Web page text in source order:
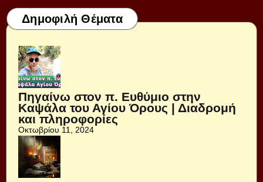
Δημοφιλή Θέματα
Πηγαίνω στον π. Ευθύμιο στην
Καψάλα του Αγίου Όρους | Διαδρομή
και πληροφορίες
Οκτωβρίου 11, 2024